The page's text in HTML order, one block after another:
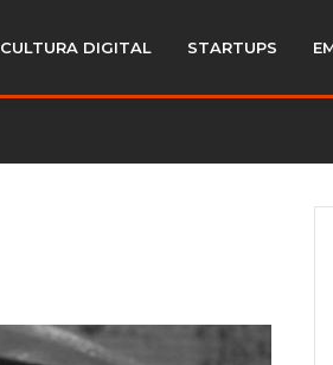
CULTURA DIGITAL STARTUPS